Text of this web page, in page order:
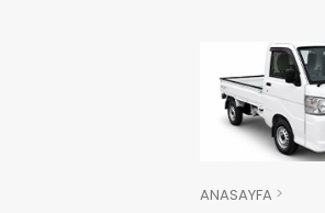
ANASAYFA